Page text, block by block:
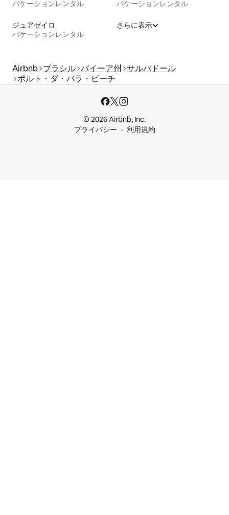
バケーションレンタル バケーションレンタル
ジュアゼイロ
バケーションレンタル
さらに表示
Airbnb ブラシル バイーア州
サルバドール
ポルト・ダ・バラ・ビーチ
© 2026 Airbnb, Inc.
プライバシー
利用規約